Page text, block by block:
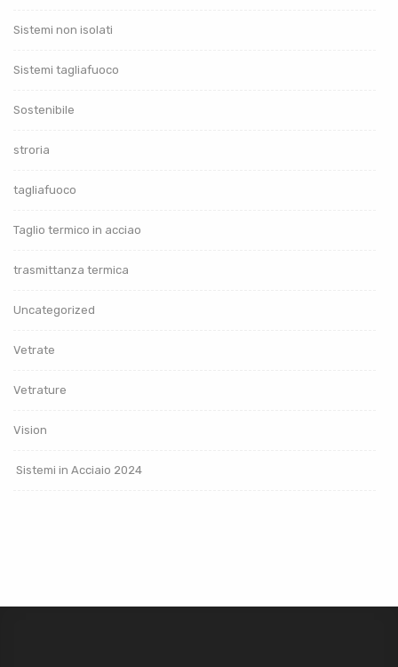
Sistemi non isolati
Sistemi tagliafuoco
Sostenibile
stroria
tagliafuoco
Taglio termico in acciao
trasmittanza termica
Uncategorized
Vetrate
Vetrature
Vision
Sistemi in Acciaio 2024